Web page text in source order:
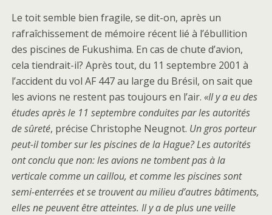
Le toit semble bien fragile, se dit-on, après un
rafraîchissement de mémoire récent lié à l’ébullition
des piscines de Fukushima. En cas de chute d’avion,
cela tiendrait-il? Après tout, du 11 septembre 2001 à
l’accident du vol AF 447 au large du Brésil, on sait que
les avions ne restent pas toujours en l’air. «Il y a eu des
études après le 11 septembre conduites par les autorités
de sûreté, précise Christophe Neugnot. Un gros porteur
peut-il tomber sur les piscines de la Hague? Les autorités
ont conclu que non: les avions ne tombent pas à la
verticale comme un caillou, et comme les piscines sont
semi-enterrées et se trouvent au milieu d’autres bâtiments,
elles ne peuvent être atteintes. Il y a de plus une veille